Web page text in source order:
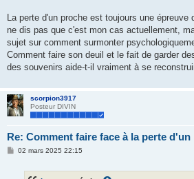
g
La perte d'un proche est toujours une
ne dis pas que c'est mon cas actuellement,
sujet sur comment surmonter
Comment faire son deuil et le fait de garder
des souvenirs aide-t-il vraiment à se
scorpion3917
Posteur DIVIN
Re: Comment faire face à la perte
M02 mars 2025 22:15